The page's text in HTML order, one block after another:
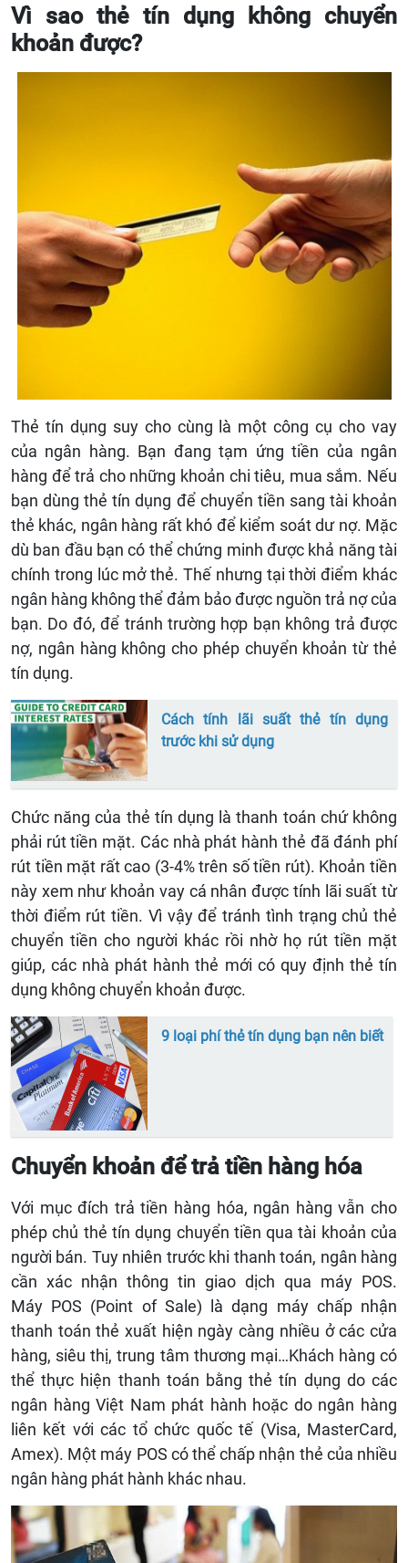
Vì sao thẻ tín dụng không chuyển
khoản được?
Thẻ tín dụng suy cho cùng là một công cụ cho vay
của ngân hàng. Bạn đang tạm ứng tiền của ngân
hàng để trả cho những khoản chi tiêu, mua sắm. Nếu
bạn dùng thẻ tín dụng để chuyển tiền sang tài khoản
thẻ khác, ngân hàng rất khó để kiểm soát dư nợ. Mặc
dù ban đầu bạn có thể chứng minh được khả năng tài
chính trong lúc mở thẻ. Thế nhưng tại thời điểm khác
ngân hàng không thể đảm bảo được nguồn trả nợ của
bạn. Do đó, để tránh trường hợp bạn không trả được
nợ, ngân hàng không cho phép chuyển khoản từ thẻ
tín dụng.
Cách tính lãi suất thẻ tín dụng
trước khi sử dụng
Chức năng của thẻ tín dụng là thanh toán chứ không
phải rút tiền mặt. Các nhà phát hành thẻ đã đánh phí
rút tiền mặt rất cao (3-4% trên số tiền rút). Khoản tiền
này xem như khoản vay cá nhân được tính lãi suất từ
thời điểm rút tiền. Vì vậy để tránh tình trạng chủ thẻ
chuyển tiền cho người khác rồi nhờ họ rút tiền mặt
giúp, các nhà phát hành thẻ mới có quy định thẻ tín
dụng không chuyển khoản được.
9 loại phí thẻ tín dụng bạn nên biết
Chuyển khoản để trả tiền hàng hóa
Với mục đích trả tiền hàng hóa, ngân hàng vẫn cho
phép chủ thẻ tín dụng chuyển tiền qua tài khoản của
người bán. Tuy nhiên trước khi thanh toán, ngân hàng
cần xác nhận thông tin giao dịch qua máy POS.
Máy POS (Point of Sale) là dạng máy chấp nhận
thanh toán thẻ xuất hiện ngày càng nhiều ở các cửa
hàng, siêu thị, trung tâm thương mại…Khách hàng có
thể thực hiện thanh toán bằng thẻ tín dụng do các
ngân hàng Việt Nam phát hành hoặc do ngân hàng
liên kết với các tổ chức quốc tế (Visa, MasterCard,
Amex). Một máy POS có thể chấp nhận thẻ của nhiều
ngân hàng phát hành khác nhau.